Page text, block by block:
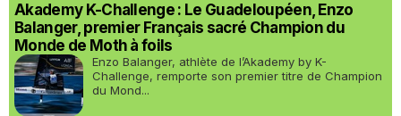
Akademy K-Challenge : Le Guadeloupéen, Enzo
Balanger, premier Français sacré Champion du
Monde de Moth à foils
Enzo Balanger, athlète de l’Akademy by K-
Challenge, remporte son premier titre de Champion
du Mond...